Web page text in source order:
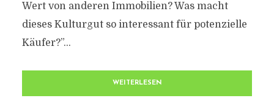
Wert von anderen Immobilien? Was macht
dieses Kulturgut so interessant für potenzielle
Käufer?”...
WEITERLESEN